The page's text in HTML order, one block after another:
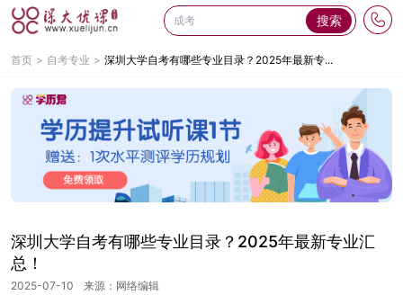
搜索
首页 自考专业 深圳大学自考有哪些专业目录？2025年最新专...
深圳大学自考有哪些专业目录？2025年最新专业汇
总！
2025-07-10 来源：网络编辑